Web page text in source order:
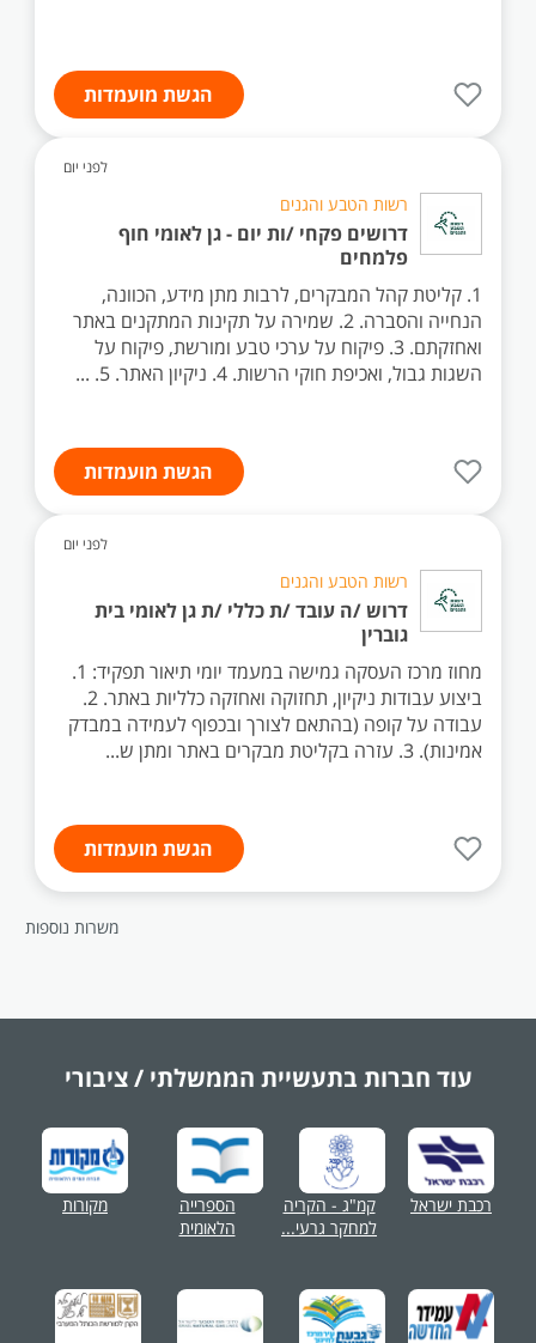
הגשת מועמדות
לפני יום
רשות הטבע והגנים
דרושים פקחי /ות יום - גן לאומי חוף
פלמחים
1. קליטת קהל המבקרים, לרבות מתן מידע, הכוונה,
הנחייה והסברה. 2. שמירה על תקינות המתקנים באתר
ואחזקתם. 3. פיקוח על ערכי טבע ומורשת, פיקוח על
השגות גבול, ואכיפת חוקי הרשות. 4. ניקיון האתר. 5. ...
הגשת מועמדות
לפני יום
רשות הטבע והגנים
דרוש /ה עובד /ת כללי /ת גן לאומי בית
גוברין
מחוז מרכז העסקה גמישה במעמד יומי תיאור תפקיד: 1.
ביצוע עבודות ניקיון, תחזוקה ואחזקה כלליות באתר. 2.
עבודה על קופה (בהתאם לצורך ובכפוף לעמידה במבדק
אמינות). 3. עזרה בקליטת מבקרים באתר ומתן ש...
הגשת מועמדות
משרות נוספות
עוד חברות בתעשיית הממשלתי / ציבורי
רכבת ישראל
קמ"ג - הקריה
למחקר גרעי...
הספרייה
הלאומית
מקורות